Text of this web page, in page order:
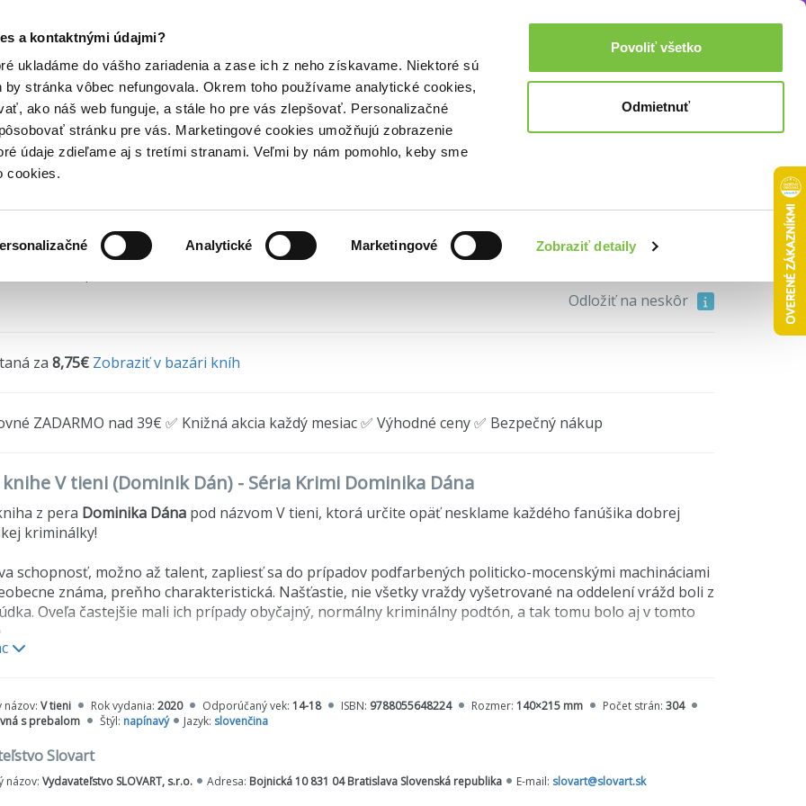
a kontaktnými údajmi?
ukladáme do vášho zariadenia a zase ich z neho získavame. Niektoré sú
by stránka vôbec nefungovala. Okrem toho používame analytické cookies,
ako náš web funguje, a stále ho pre vás zlepšovať. Personalizačné
stránku pre vás. Marketingové cookies umožňujú zobrazenie
údaje zdieľame aj s tretími stranami. Veľmi by nám pomohlo, keby sme
cookies.
Analytické Marketingové Zobraziť detaily
Povoliť všetko
Odmietnuť
Doplnky Prihlásenie 0,00€
Detektívky a krimi knihy Akcie a zľavy
Dán•Slovart
11,20€ Do košíka
Odložiť na neskôr
za 8,75€ Zobraziť v bazári kníh
ZADARMO nad 39€ ✅ Knižná akcia každý mesiac ✅ Výhodné ceny ✅ Bezpečný nákup
knihe V tieni (Dominik Dán) - Séria Krimi Dominika Dána
z pera Dominika Dána pod názvom V tieni, ktorá určite opäť nesklame každého fanúšika dobrej
kriminálky!
schopnosť, možno až talent, zapliesť sa do prípadov podfarbených politicko-mocenskými machináciami
známa, preňho charakteristická. Našťastie, nie všetky vraždy vyšetrované na oddelení vrážd boli z
Oveľa častejšie mali ich prípady obyčajný, normálny kriminálny podtón, a tak tomu bolo aj v tomto
a vrážd. Márne bojuje s vrchnosťou, aby sa sústredili iba na ponožkového vraha - neveria mu, obávajú
logike stojí vrahova šikovná taktika - medzi útokmi robí nepochopiteľne dlhé pauzy, ktorých
možno odkaz, nevedia detektívi vylúštiť. Práve počas jednej z nich sa stala bizarná vražda, ktorá preverila
postreh, dedukciu. Krauz netuší, či sa nepredvídateľne rýchlo zaktivizoval ponožkový vrah alebo z
názov: V tieni Rok vydania: 2020 Odporúčaný vek: 14-18 ISBN: 9788055648224 Rozmer: 140×215 mm Počet strán: 304
s prebalom Štýl: napínavý Jazyk: slovenčina
Slovart
názov: Vydavateľstvo SLOVART, s.r.o. Adresa: Bojnická 10 831 04 Bratislava Slovenská republika E-mail: slovart@slovart.sk